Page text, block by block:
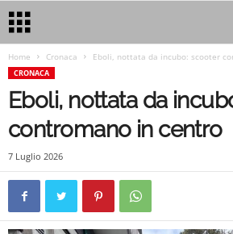
Home Cronaca Eboli, nottata da incubo: scooter
CRONACA
Eboli, nottata da
contromano in centro
7 Luglio 2026